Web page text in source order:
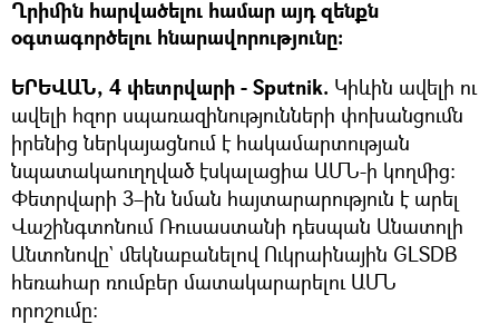
Ղրիմին հարվածելու համար այդ զենքն
օգտագործելու հնարավորությունը:
ԵՐԵՎԱՆ, 4 փետրվարի - Sputnik. Կիևին ավելի ու
ավելի հզոր սպառազինությունների փոխանցումն
իրենից ներկայացնում է հակամարտության
նպատակաուղղված էսկալացիա ԱՄՆ-ի կողմից։
Փետրվարի 3–ին նման հայտարարություն է արել
Վաշինգտոնում Ռուսաստանի դեսպան Անատոլի
Անտոնովը` մեկնաբանելով Ուկրաինային GLSDB
հեռահար ռումբեր մատակարարելու ԱՄՆ
որոշումը։